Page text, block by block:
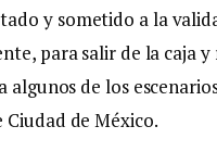
y sometido a la
para salir de la caja
algunos de los
de México.